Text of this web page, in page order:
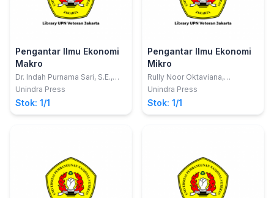
Pengantar Ilmu Ekonomi
Makro
Dr. Indah Purnama Sari, S.E.,
M.Pd; Rully Noor Oktaviana,
Unindra Press
Stok: 1/1
Pengantar Ilmu Ekonomi
Mikro
Rully Noor Oktaviana,
S.E.,M.M.; Dr. Indah Purnama
Unindra Press
Stok: 1/1